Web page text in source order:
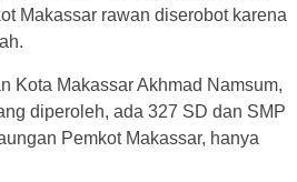
Makassar rawan diserobot karena
Kota Makassar Akhmad Namsum,
diperoleh, ada 327 SD dan SMP
Pemkot Makassar, hanya